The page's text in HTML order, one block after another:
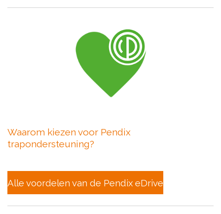
Waarom kiezen voor Pendix
trapondersteuning?
Alle voordelen van de Pendix eDrive